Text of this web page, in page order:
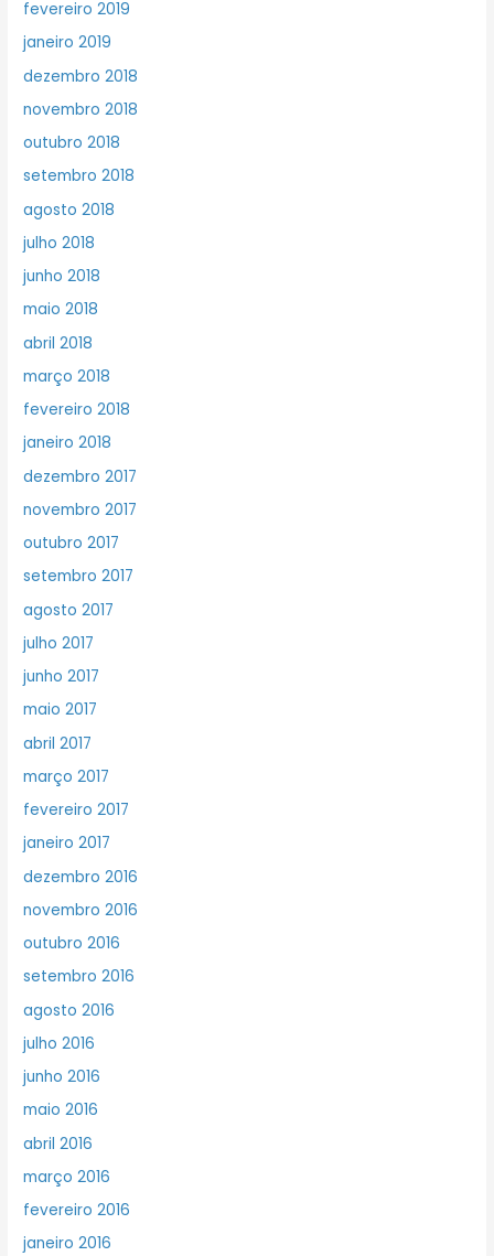
fevereiro 2019
janeiro 2019
dezembro 2018
novembro 2018
outubro 2018
setembro 2018
agosto 2018
julho 2018
junho 2018
maio 2018
abril 2018
março 2018
fevereiro 2018
janeiro 2018
dezembro 2017
novembro 2017
outubro 2017
setembro 2017
agosto 2017
julho 2017
junho 2017
maio 2017
abril 2017
março 2017
fevereiro 2017
janeiro 2017
dezembro 2016
novembro 2016
outubro 2016
setembro 2016
agosto 2016
julho 2016
junho 2016
maio 2016
abril 2016
março 2016
fevereiro 2016
janeiro 2016